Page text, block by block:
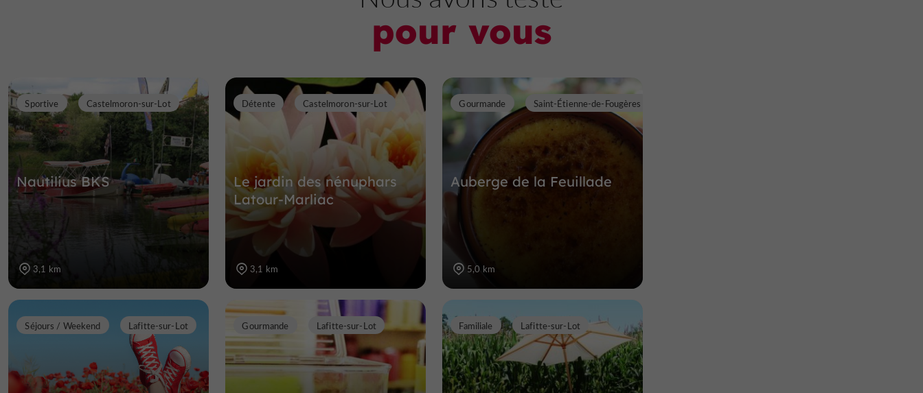
pour vous
Nautilius BKS
Sportive Castelmoron-sur-Lot
3,1 km
Le jardin des nénuphars
Latour-Marliac
Détente Castelmoron-sur-Lot
3,1 km
Auberge de la Feuillade
Gourmande Saint-Étienne-de-Fougères
5,0 km
Séjours / Weekend Lafitte-sur-Lot Gourmande Lafitte-sur-Lot Familiale Lafitte-sur-Lot